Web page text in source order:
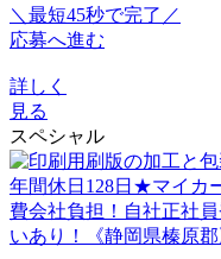
＼最短45秒で完了／
応募へ進む
詳しく
見る
スペシャル